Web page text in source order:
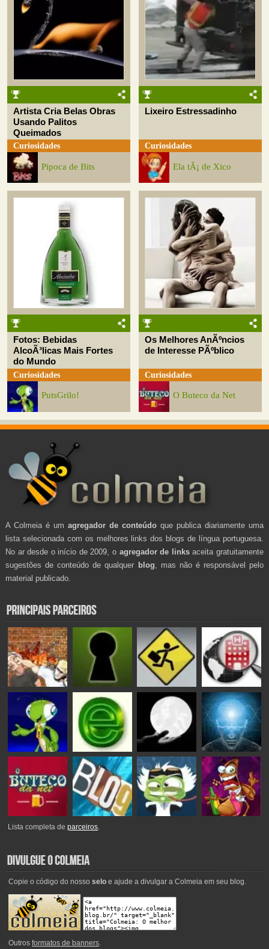
Artista Cria Belas Obras
Usando Palitos
Queimados
Curiosidades
Pipoca de Bits
Lixeiro Estressadinho
Curiosidades
Ela tÃ¡ de Xico
Fotos: Bebidas
AlcoÃ³licas Mais Fortes
do Mundo
Curiosidades
PutsGrilo!
Os Melhores AnÃºncios
de Interesse PÃºblico
Curiosidades
O Buteco da Net
A Colmeia é um agregador de conteúdo que publica diariamente uma
lista selecionada com os melhores links dos blogs de língua portuguesa.
No ar desde o início de 2009, o agregador de linksaceita gratuitamente
sugestões de conteúdo de qualquer blog , mas não é responsável pelo
material publicado.
Lista completa deparceiros.
Copie o código do nosso seloe ajude a divulgar a Colmeia em seu blog.
Outros formatos de banners.